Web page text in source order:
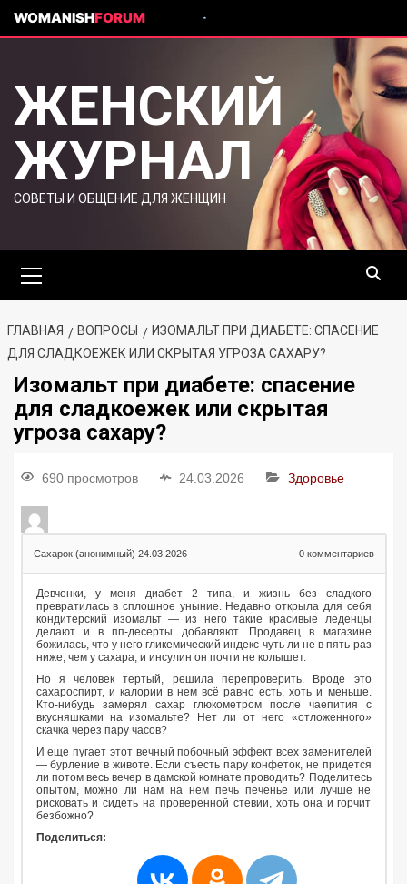
WOMANISHFORUM
ЖЕНСКИЙ
ЖУРНАЛ
СОВЕТЫ И ОБЩЕНИЕ ДЛЯ ЖЕНЩИН
ГЛАВНАЯ ВОПРОСЫ
ИЗОМАЛЬТ ПРИ ДИАБЕТЕ: СПАСЕНИЕ
ДЛЯ СЛАДКОЕЖЕК ИЛИ СКРЫТАЯ УГРОЗА САХАРУ?
Изомальт при диабете: спасение
для сладкоежек или скрытая
угроза сахару?
690 просмотров 24.03.2026 Здоровье
Сахарок (анонимный) 24.03.2026 0комментариев
Девчонки, у меня диабет 2 типа, и жизнь без сладкого
превратилась в сплошное уныние. Недавно открыла для себя
кондитерский изомальт — из него такие красивые леденцы
делают и в пп-десерты добавляют. Продавец в магазине
божилась, что у него гликемический индекс чуть ли не в пять раз
ниже, чем у сахара, и инсулин он почти не колышет.
Но я человек тертый, решила перепроверить. Вроде это
сахароспирт, и калории в нем всё равно есть, хоть и меньше.
Кто-нибудь замерял сахар глюкометром после чаепития с
вкусняшками на изомальте? Нет ли от него «отложенного»
скачка через пару часов?
И еще пугает этот вечный побочный эффект всех заменителей
— бурление в животе. Если съесть пару конфеток, не придется
ли потом весь вечер в дамской комнате проводить? Поделитесь
опытом, можно ли нам на нем печь печенье или лучше не
рисковать и сидеть на проверенной стевии, хоть она и горчит
безбожно?
Поделиться: